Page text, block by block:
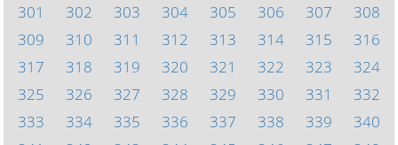
301
302 303 304 305 306 307
308
309
310 311 312 313 314 315
316
317
318 319 320 321 322 323
324
325
326 327 328 329 330 331
332
333
334 335 336 337 338 339
340